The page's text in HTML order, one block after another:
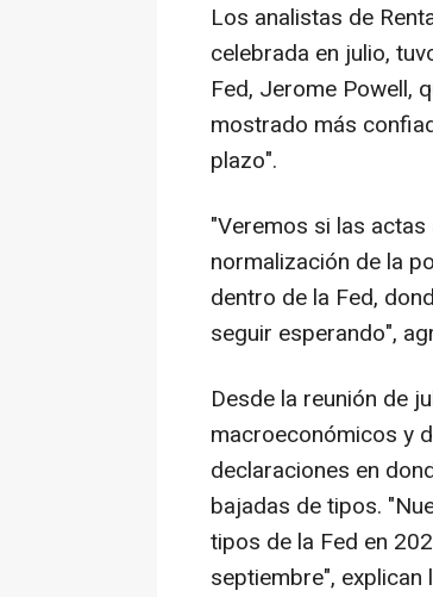
Los analistas de
celebrada en julio,
Fed, Jerome Powell,
mostrado más
plazo".
"Veremos si las
normalización de la
dentro de la Fed,
seguir esperando",
Desde la reunión de
macroeconómicos y
declaraciones en
bajadas de tipos.
tipos de la Fed en
septiembre", explican